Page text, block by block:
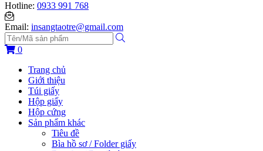
Hotline: 0933 991 768
Email: insangtaotre@gmail.com
0
Trang chủ
Giới thiệu
Túi giấy
Hộp giấy
Hộp cứng
Sản phẩm khác
Tiêu đề
Bìa hồ sơ / Folder giấy